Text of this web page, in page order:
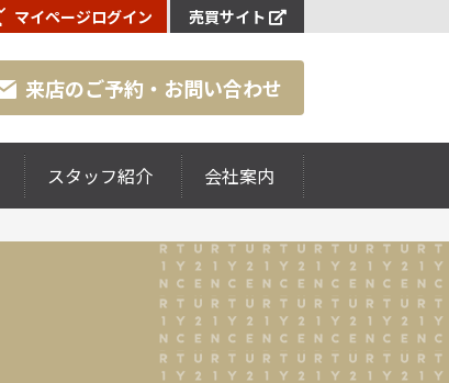
マイページログイン 売買サイト
来店のご予約・お問い合わせ
スタッフ紹介 会社案内